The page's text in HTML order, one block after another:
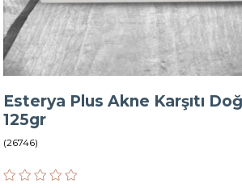
Esterya Plus Akne Karşıtı
125gr
(26746)